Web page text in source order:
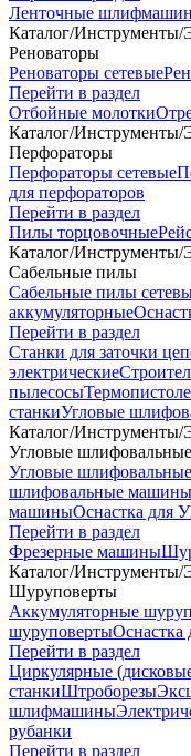
Ленточные
Каталог/Инструменты/
Реноваторы
Реноваторы сетевые
Перейти в раздел
Отбойные молотки
Каталог/Инструменты/
Перфораторы
Перфораторы сетевые
для перфораторов
Перейти в раздел
Пилы торцовочные
Каталог/Инструменты/
Сабельные пилы
Сабельные пилы
аккумуляторные
Перейти в раздел
Станки для заточки
электрические
пылесосы
станкиУгловые
Каталог/Инструменты/
Угловые
Угловые
шлифовальные машины
машиныОснастка
Перейти в раздел
Фрезерные машины
Каталог/Инструменты/
Шуруповерты
Аккумуляторные
шуруповертыОснастка
Перейти в раздел
Циркулярные
станкиШтроборезы
шлифмашины
рубанки
Перейти в раздел